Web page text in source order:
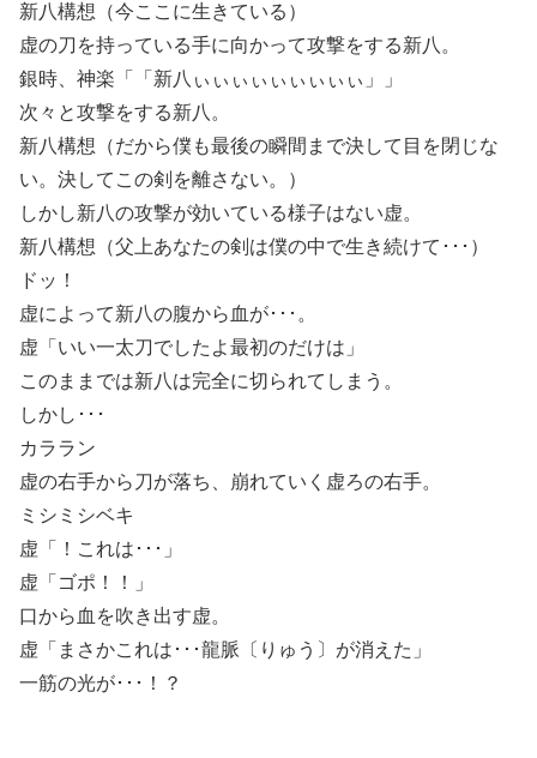
新八構想（今ここに生きている）
虚の刀を持っている手に向かって攻撃をする新八。
銀時、神楽「「新八ぃぃぃぃぃぃぃぃぃ」」
次々と攻撃をする新八。
新八構想（だから僕も最後の瞬間まで決して目を閉じな
い。決してこの剣を離さない。）
しかし新八の攻撃が効いている様子はない虚。
新八構想（父上あなたの剣は僕の中で生き続けて･･･）
ドッ！
虚によって新八の腹から血が･･･。
虚「いい一太刀でしたよ最初のだけは」
このままでは新八は完全に切られてしまう。
しかし･･･
カララン
虚の右手から刀が落ち、崩れていく虚ろの右手。
ミシミシベキ
虚「！これは･･･」
虚「ゴポ！！」
口から血を吹き出す虚。
虚「まさかこれは･･･龍脈〔りゅう〕が消えた」
一筋の光が･･･！？